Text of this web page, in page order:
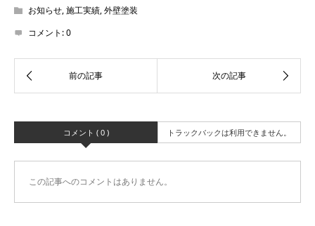
お知らせ,施工実績,外壁塗装
コメント:0
コメント ( 0 ) トラックバックは利用できません。
この記事へのコメントはありません。